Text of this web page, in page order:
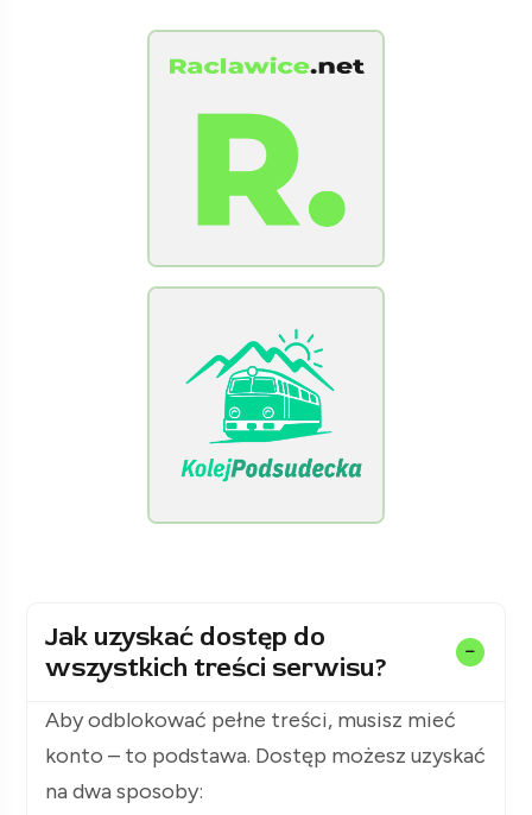
Jak uzyskać dostęp do
wszystkich treści serwisu?
Aby odblokować pełne treści, musisz mieć
konto – to podstawa. Dostęp możesz uzyskać
na dwa sposoby: